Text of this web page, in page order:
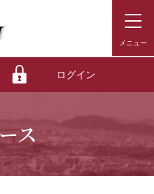
ログイン
ス